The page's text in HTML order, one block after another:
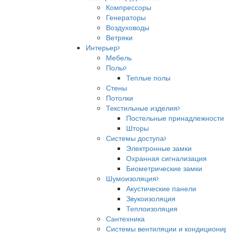
Компрессоры
Генераторы
Воздуховоды
Ветряки
Интерьер
Мебель
Полы
Теплые полы
Стены
Потолки
Текстильные изделия
Постельные принадлежности
Шторы
Системы доступа
Электронные замки
Охранная сигнализация
Биометрические замки
Шумоизоляция
Акустические панели
Звукоизоляция
Теплоизоляция
Сантехника
Системы вентиляции и